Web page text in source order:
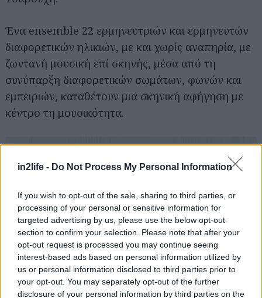
in2life - Do Not Process My Personal Information
If you wish to opt-out of the sale, sharing to third parties, or
processing of your personal or sensitive information for
targeted advertising by us, please use the below opt-out
section to confirm your selection. Please note that after your
opt-out request is processed you may continue seeing
interest-based ads based on personal information utilized by
us or personal information disclosed to third parties prior to
your opt-out. You may separately opt-out of the further
disclosure of your personal information by third parties on the
Ένα ensemble 22 ερμηνευτριών και ερμηνευτών
διαφορετικών ηλικιών, με και χωρίς αναπηρία, με
ζωντανή μουσική επί σκηνής, μέσα από τη
συνύπαρξη διαφορετικών σωμάτων, φωνών και
εμπειριών, καταθέτουν μια σκηνική αφήγηση με
κέντρο τη μουσικότητα.